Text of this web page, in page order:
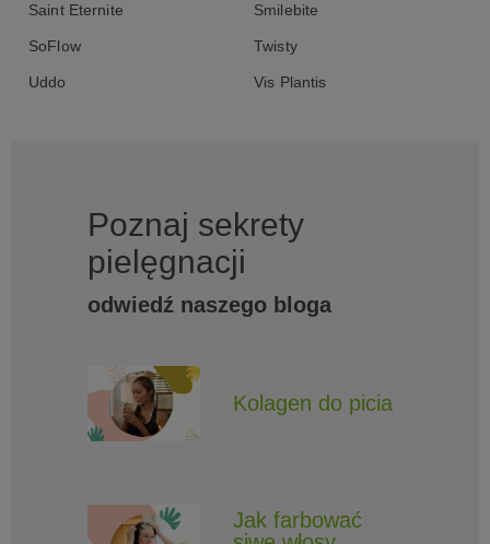
Saint Eternite Smilebite
SoFlow Twisty
Uddo Vis Plantis
Poznaj sekrety
pielęgnacji
odwiedź naszego bloga
Kolagen do picia
Jak farbować